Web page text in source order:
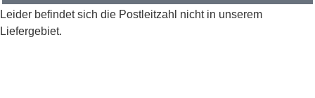
Leider befindet sich die Postleitzahl nicht in unserem
Liefergebiet.